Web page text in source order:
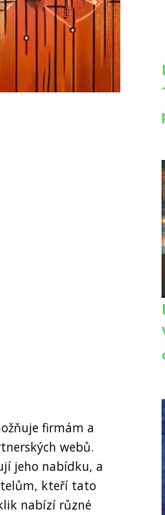
firmám a
webů.
jeho nabídku, a
kteří tato
nabízí různé